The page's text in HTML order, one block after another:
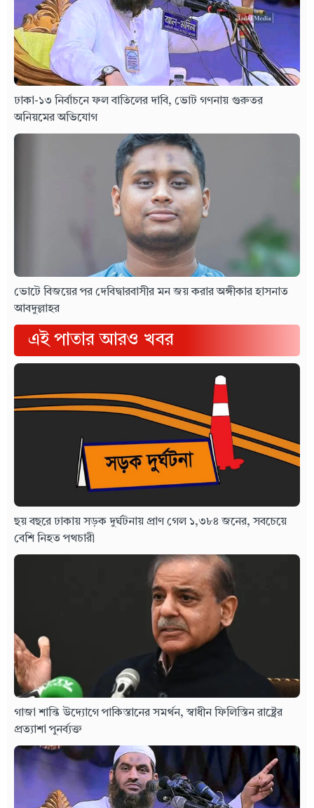
ঢাকা-১৩ নির্বাচনে ফল বাতিলের দাবি, ভোট গণনায় গুরুতর
অনিয়মের অভিযোগ
ভোটে বিজয়ের পর দেবিদ্বারবাসীর মন জয় করার অঙ্গীকার হাসনাত
আবদুল্লাহর
এই পাতার আরও খবর
ছয় বছরে ঢাকায় সড়ক দুর্ঘটনায় প্রাণ গেল ১,৩৮৪ জনের, সবচেয়ে
বেশি নিহত পথচারী
গাজা শান্তি উদ্যোগে পাকিস্তানের সমর্থন, স্বাধীন ফিলিস্তিন রাষ্ট্রের
প্রত্যাশা পুনর্ব্যক্ত